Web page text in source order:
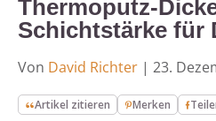
Thermoputz-
Schichtstärke für
Von David Richter | 23.
Artikel zitieren Merken